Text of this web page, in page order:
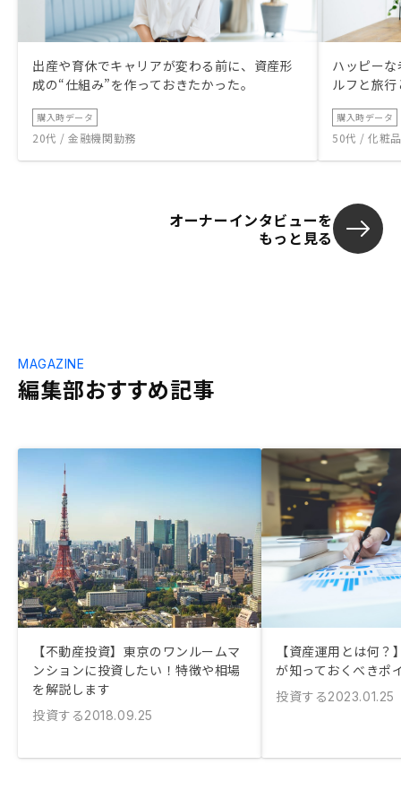
出産や育休でキャリアが変わる前に、資産形
成の“仕組み”を作っておきたかった。
購入時データ
20代 / 金融機関勤務
ハッピー
ルフと旅
購入時データ
50代 / 化粧
オーナーインタビューを
もっと見る
編集部おすすめ記事
MAGAZINE
【不動産投資】東京のワンルームマ
ンションに投資したい！特徴や相場
を解説します
投資する2018.09.25
【資産運用とは何
が知っておくべきポ
投資する2023.01.25